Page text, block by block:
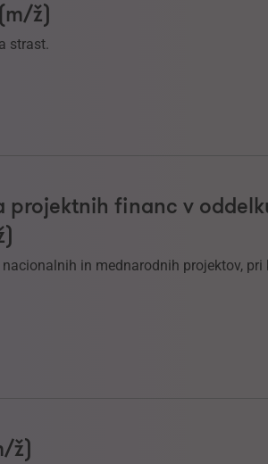
ž)
strast.
projektnih financ v
in mednarodnih projektov, pri
ž)